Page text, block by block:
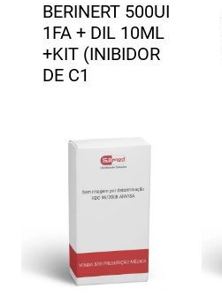
BERINERT 500UI
1FA + DIL 10ML
+KIT (INIBIDOR
DE C1